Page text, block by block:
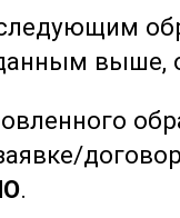
свои
Программа
все
выше,
.